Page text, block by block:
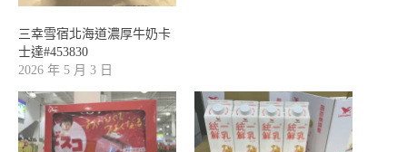
三幸雪宿北海道濃厚牛奶卡
士達#453830
2026 年 5 月 3 日